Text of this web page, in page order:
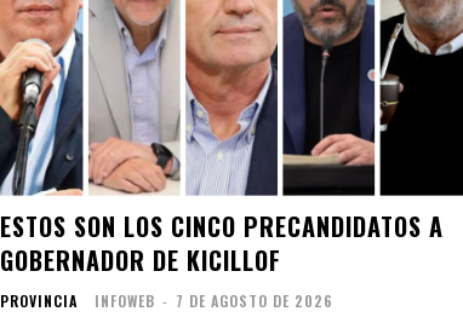
ESTOS SON LOS CINCO PRECANDIDATOS A
GOBERNADOR DE KICILLOF
PROVINCIA INFOWEB - 7 DE AGOSTO DE 2026